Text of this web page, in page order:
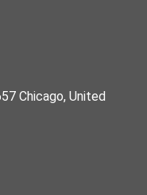
Chicago, United